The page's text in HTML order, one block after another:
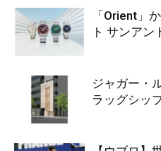
「Orient」
ト サンア
ジャガー・
ラッグシッ